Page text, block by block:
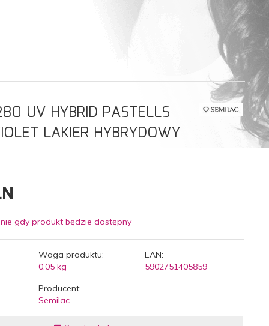
UV HYBRID PASTELLS
LAKIER HYBRYDOWY
gdy produkt będzie dostępny
Waga produktu:
0.05 kg
EAN:
5902751405859
Producent:
Semilac